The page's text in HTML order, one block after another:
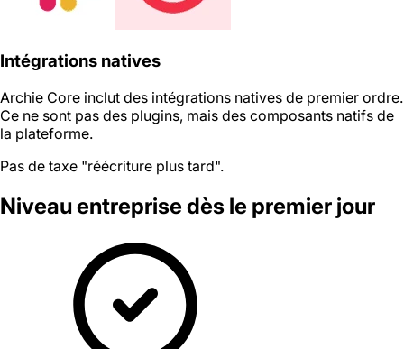
Intégrations natives
Archie Core inclut des intégrations natives de premier ordre.
Ce ne sont pas des plugins, mais des composants natifs de
la plateforme.
Pas de taxe "réécriture plus tard".
Niveau entreprise dès le premier jour